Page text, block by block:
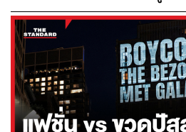
https://
6/meta-s-zuckerberg-asks-
ok-investors
https://
et-worth-meta-facebook-
-2022-10